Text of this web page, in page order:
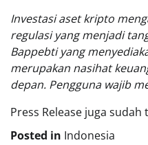
Investasi aset kripto
regulasi yang menjadi
Bappebti yang
merupakan nasihat
depan. Pengguna wajib
Press Release juga sudah
Posted in Indonesia